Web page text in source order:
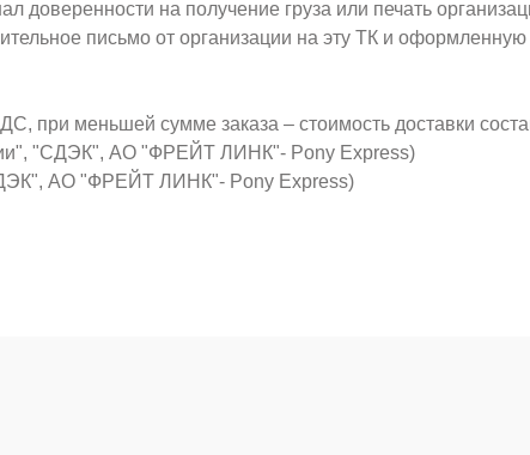
на получение груза или печать
письмо от организации на эту ТК и
при меньшей сумме заказа – стоимость доставки
"СДЭК", АО "ФРЕЙТ ЛИНК"- Pony Express)
АО "ФРЕЙТ ЛИНК"- Pony Express)